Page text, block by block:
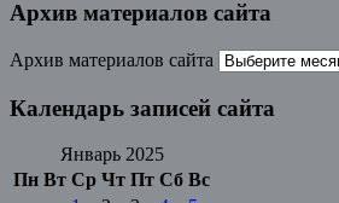
Архив материалов сайта
Архив материалов сайта
Календарь записей сайта
Январь 2025
Пн Вт Ср Чт Пт Сб Вс